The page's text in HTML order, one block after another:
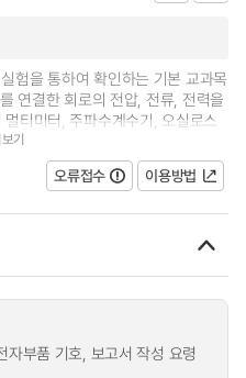
험을 통하여 확인하는 기본 교과목
연결한 회로의 전압, 전류, 전력을
티미터, 주파수계수기, 오실로스
기
오류접수 이용방법
부품 기호, 보고서 작성 요령